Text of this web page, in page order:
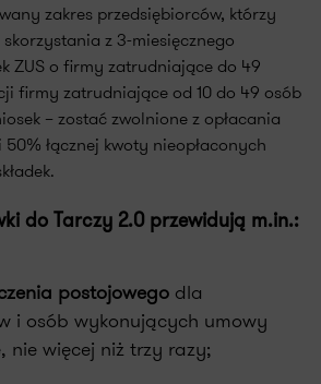
zakres przedsiębiorców, którzy
z 3-miesięcznego
ZUS o firmy zatrudniające do 49
firmy zatrudniające od 10 do 49 osób
– zostać zwolnione z opłacania
50% łącznej kwoty nieopłaconych
do Tarczy 2.0 przewidują m.in.:
postojowego dla
i osób wykonujących umowy
nie więcej niż trzy razy;